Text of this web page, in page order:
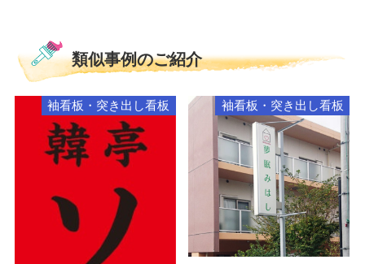
類似事例のご紹介
袖看板・突き出し看板 袖看板・突き出し看板